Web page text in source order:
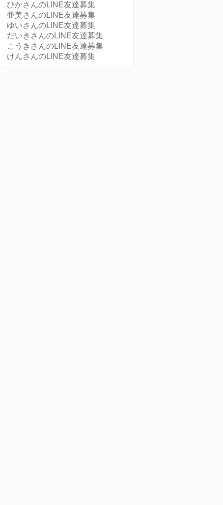
ひかさんのLINE友達募集
亜美さんのLINE友達募集
ゆいさんのLINE友達募集
だいきさんのLINE友達募集
こうきさんのLINE友達募集
けんさんのLINE友達募集